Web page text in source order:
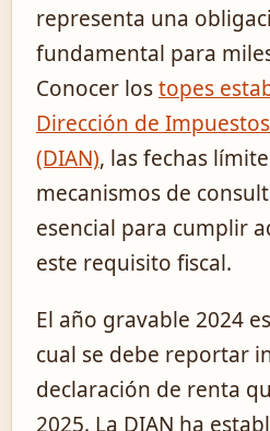
representa una
fundamental para
Conocer lostopes
Dirección de
(DIAN), las fechas
mecanismos de
esencial para cumplir
este requisito fiscal.
El año gravable 2024
cual se debe reportar
declaración de renta
2025. La DIAN ha